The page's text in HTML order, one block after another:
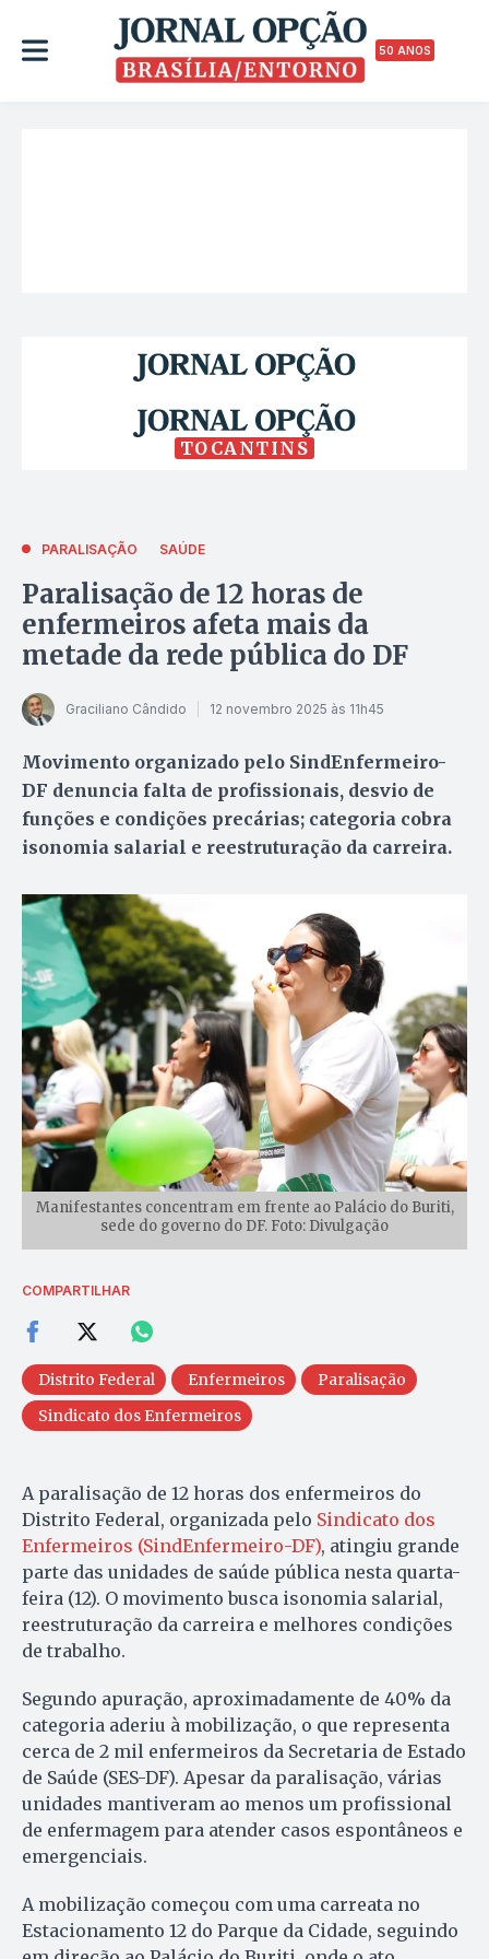
50 ANOS
TOCANTINS
PARALISAÇÃO SAÚDE
Paralisação de 12 horas de
enfermeiros afeta mais da
metade da rede pública do DF
Graciliano Cândido 12 novembro 2025 às 11h45
Movimento organizado pelo SindEnfermeiro-
DF denuncia falta de profissionais, desvio de
funções e condições precárias; categoria cobra
isonomia salarial e reestruturação da carreira.
Manifestantes concentram em frente ao Palácio do Buriti,
sede do governo do DF. Foto: Divulgação
COMPARTILHAR
Distrito Federal Enfermeiros
Paralisação
Sindicato dos Enfermeiros
A paralisação de 12 horas dos enfermeiros do
Distrito Federal, organizada pelo Sindicato dos
Enfermeiros (SindEnfermeiro-DF), atingiu grande
parte das unidades de saúde pública nesta quarta-
feira (12). O movimento busca isonomia salarial,
reestruturação da carreira e melhores condições
de trabalho.
Segundo apuração, aproximadamente de 40% da
categoria aderiu à mobilização, o que representa
cerca de 2 mil enfermeiros da Secretaria de Estado
de Saúde (SES-DF). Apesar da paralisação, várias
unidades mantiveram ao menos um profissional
de enfermagem para atender casos espontâneos e
emergenciais.
A mobilização começou com uma carreata no
Estacionamento 12 do Parque da Cidade, seguindo